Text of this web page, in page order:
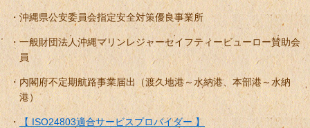
沖縄県公安委員会指定安全対策優良事業所
一般財団法人沖縄マリンレジャーセイフティービューロー賛助会
員
内閣府不定期航路事業届出（渡久地港～水納港、本部港～水納
港）
【 ISO24803適合サービスプロバイダー 】